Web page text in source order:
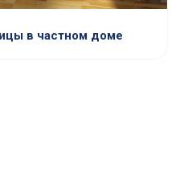
в частном доме